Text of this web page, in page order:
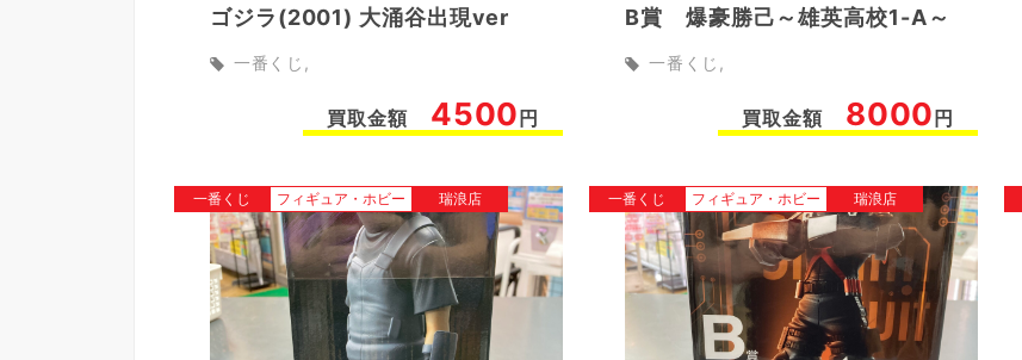
ゴジラ(2001) 大涌谷出現ver
一番くじ
買取金額 4500円
B賞 爆豪勝己～雄英高校1-A～
一番くじ
買取金額 8000円
一番くじ フィギュア・ホビー 瑞浪店 一番くじ フィギュア・ホビー 瑞浪店